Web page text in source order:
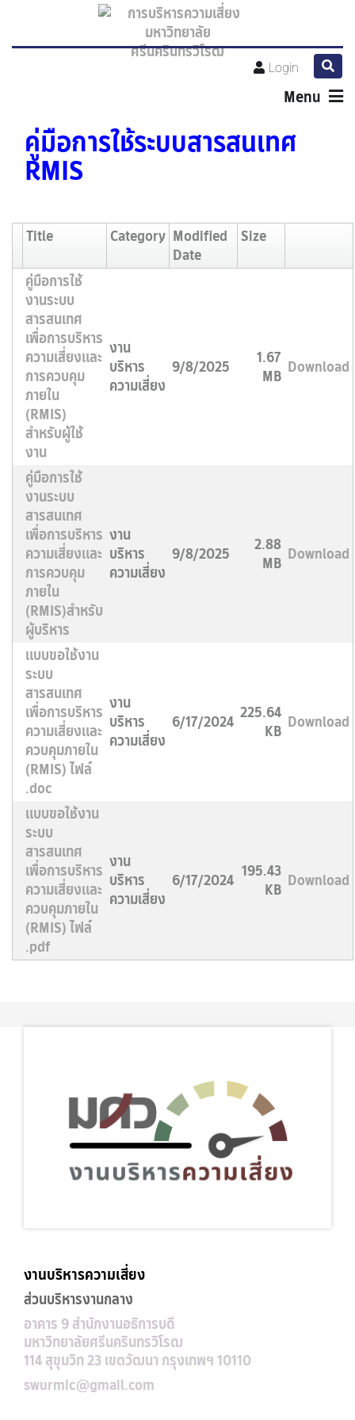
Login
Menu
คู่มือการใช้ระบบสารสนเทศ
RMIS
Title Category Modified
Date
Size
คู่มือการใช้
งานระบบ
สารสนเทศ
เพื่อการบริหาร
ความเสี่ยงและ
การควบคุม
ภายใน
(RMIS)
สำหรับผู้ใช้
งาน
งาน
บริหาร
ความเสี่ยง
9/8/2025
1.67
MB Download
คู่มือการใช้
งานระบบ
สารสนเทศ
เพื่อการบริหาร
ความเสี่ยงและ
การควบคุม
ภายใน
(RMIS)สำหรับ
ผู้บริหาร
งาน
บริหาร
ความเสี่ยง
9/8/2025
2.88
MB Download
แบบขอใช้งาน
ระบบ
สารสนเทศ
เพื่อการบริหาร
ความเสี่ยงและ
ควบคุมภายใน
(RMIS) ไฟล์
.doc
งาน
บริหาร
ความเสี่ยง
6/17/2024 225.64
KB Download
แบบขอใช้งาน
ระบบ
สารสนเทศ
เพื่อการบริหาร
ความเสี่ยงและ
ควบคุมภายใน
(RMIS) ไฟล์
.pdf
งาน
บริหาร
ความเสี่ยง
6/17/2024 195.43
KB Download
งานบริหารความเสี่ยง
ส่วนบริหารงานกลาง
อาคาร 9สำนักงานอธิการบดี
มหาวิทยาลัยศรีนครินทรวิโรฒ
114 สุขุมวิท 23 เขตวัฒนา กรุงเทพฯ 10110
swurmic@gmail.com